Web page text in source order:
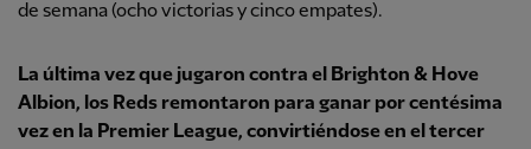
de semana (ocho victorias y cinco empates).
La última vez que jugaron contra el Brighton & Hove
Albion, los Reds remontaron para ganar por centésima
vez en la Premier League, convirtiéndose en el tercer